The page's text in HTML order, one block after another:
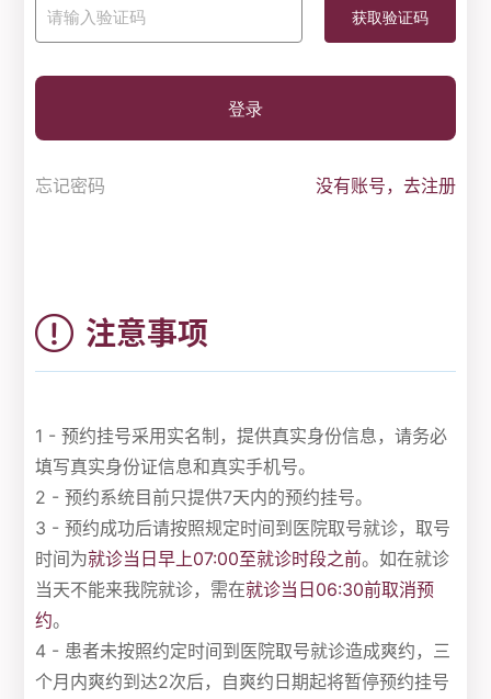
登录
忘记密码 没有账号，去注册
注意事项
1 - 预约挂号采用实名制，提供真实身份信息，请务必
填写真实身份证信息和真实手机号。
2 - 预约系统目前只提供7天内的预约挂号。
3 - 预约成功后请按照规定时间到医院取号就诊，取号
时间为就诊当日早上07:00至就诊时段之前。如在就诊
当天不能来我院就诊，需在就诊当日06:30前取消预
约。
4 - 患者未按照约定时间到医院取号就诊造成爽约，三
个月内爽约到达2次后，自爽约日期起将暂停预约挂号